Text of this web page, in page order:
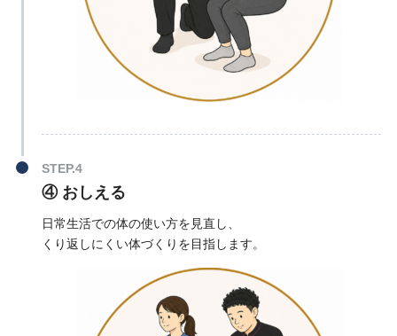
④ おしえる
日常生活での体の使い方を見直し、
くり返しにくい体づくりを目指します。